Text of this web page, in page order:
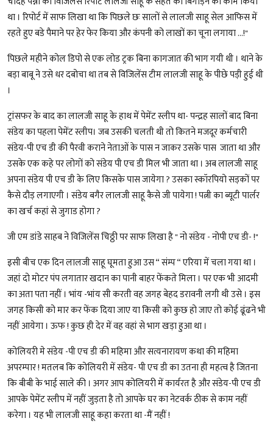
था । रिपोर्ट में साफ लिखा था कि पिछले छः सालों से लालजी साहू सेल आफिस में
रहते हुए बडे पैमाने पर हेर फेर किया और कंपनी को लाखों का चूना लगाया ...!"
पिछले महीने कोल डिपो से एक लोड ट्रक बिना कागजात की भाग गयी थी । थाने के
बड़ा बाबू ने उसे धर दबोचा था तब से विजिलेंस टीम लालजी साहू के पीछे पड़ी हुई थी
।
ट्रांसफर के बाद का लालजी साहू के हाथ में पेमेंट स्लीप था- पन्द्रह सालों बाद बिना
संडेय का पहला पेमेंट स्लीप। जब उसकी चलती थी तो कितने मजदूर कर्मचारी
संडेय-पी एच डी की पैरवी कराने नेताओं के पास न जाकर उसके पास जाता था और
उसके एक कहे पर लोगों को संडेय पी एच डी मिल भी जाता था । अब लालजी साहू
अपना संडेय पी एच डी के लिए किसके पास जायेगा ? उसका स्कॉरपियो सड़कों पर
कैसे दौड़ लगाएगी । संडेय बगैर लालजी साहू कैसे जी पायेगा ! पत्नी का ब्यूटी पार्लर
का खर्च कहां से जुगाड होगा ?
जी एम डांडे साहब ने विजिलेंस चिठ्ठी पर साफ लिखा है " नो संडेय - नोपी एच डी- !"
इसी बीच एक दिन लालजी साहू घूमता हुआ उस “ संम्प “ एरिया में चला गया था ।
जहां दो मोटर पंप लगातार खदान का पानी बाहर फेंकते मिला । पर एक भी आदमी
का अता पता नहीं । भांय -भांय सी करती वह जगह बेहद डरावनी लगी थी उसे । इस
जगह किसी को मार कर फेंक दिया जाए या किसी को कुछ हो जाए तो कोई ढूंढने भी
नहीं आयेगा । ऊफ ! कुछ ही देर में वह वहां से भाग खड़ा हुआ था ।
कोलियरी मे संडेय -पी एच डी की महिमा और सत्यनारायण कथा की महिमा
अपरम्पार ! मतलब कि कोलियरी में संडेय- पी एच डी का उतना ही महत्व है जितना
कि बीबी के भाई साले की । अगर आप कोलियरी में कार्यरत है और संडेय-पी एच डी
आपके पेमेंट स्लीप में नहीं जुड़ता है तो आपके घर का नेटवर्क ठीक से काम नहीं
करेगा । यह भी लालजी साहू कहा करता था -मैं नहीं !